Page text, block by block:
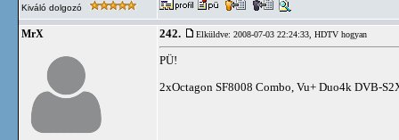
Kiváló dolgozó
MrX 242. Elküldve: 2008-07-03 22:24:33, HDTV hogyan
PÜ!
2xOctagon SF8008 Combo, Vu+ Duo4k DVB-